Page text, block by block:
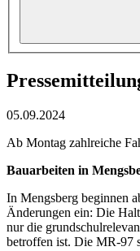
05.09.2024
Ab Montag zahlreiche
Bauarbeiten in
In Mengsberg beginnen
Änderungen ein: Die
nur die
betroffen ist. Die MR-97